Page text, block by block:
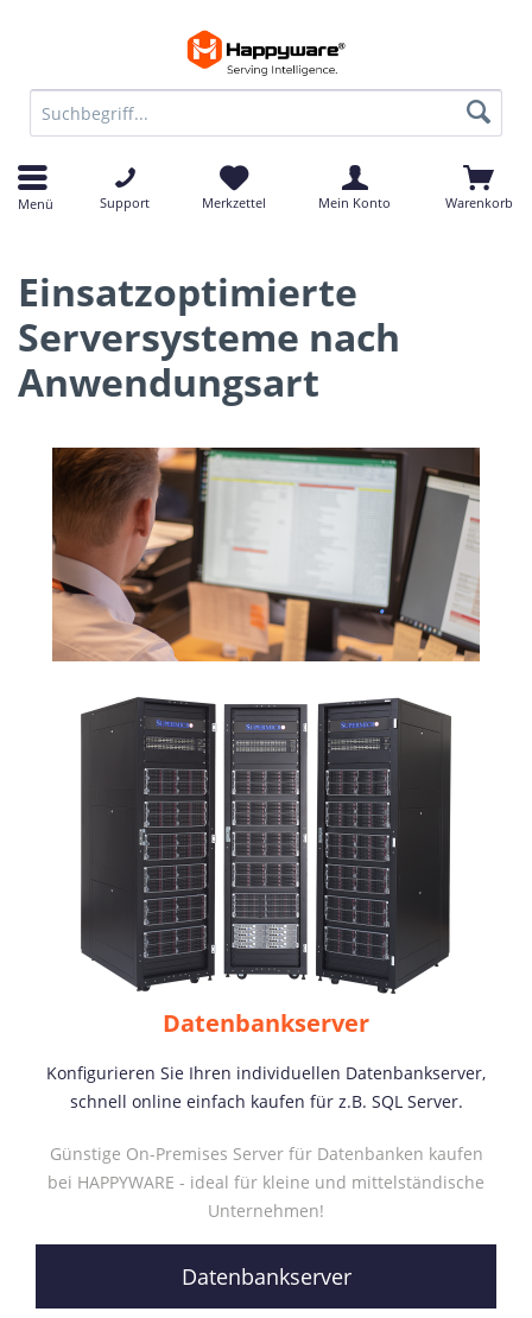
Menü Support Merkzettel Mein Konto Warenkorb
Einsatzoptimierte
Serversysteme nach
Anwendungsart
Datenbankserver
Konfigurieren Sie Ihren individuellen Datenbankserver,
schnell online einfach kaufen für z.B. SQL Server.
Günstige On-Premises Server für Datenbanken kaufen
bei HAPPYWARE - ideal für kleine und mittelständische
Unternehmen!
Datenbankserver